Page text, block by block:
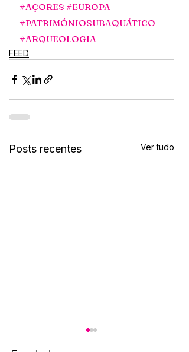
#AÇORES #EUROPA
#PATRIMÓNIOSUBAQUÁTICO
#ARQUEOLOGIA
FEED
Posts recentes Ver tudo